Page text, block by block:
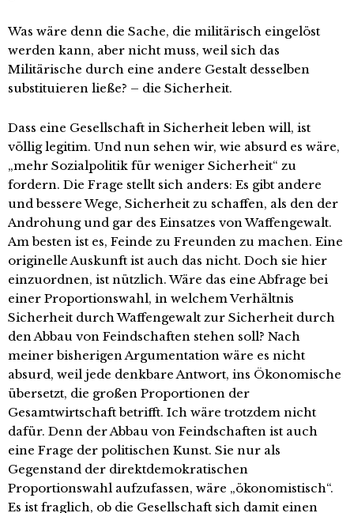
Was wäre denn die Sache, die militärisch eingelöst
werden kann, aber nicht muss, weil sich das
Militärische durch eine andere Gestalt desselben
substituieren ließe? – die Sicherheit.
Dass eine Gesellschaft in Sicherheit leben will, ist
völlig legitim. Und nun sehen wir, wie absurd es wäre,
„mehr Sozialpolitik für weniger Sicherheit“ zu
fordern. Die Frage stellt sich anders: Es gibt andere
und bessere Wege, Sicherheit zu schaffen, als den der
Androhung und gar des Einsatzes von Waffengewalt.
Am besten ist es, Feinde zu Freunden zu machen. Eine
originelle Auskunft ist auch das nicht. Doch sie hier
einzuordnen, ist nützlich. Wäre das eine Abfrage bei
einer Proportionswahl, in welchem Verhältnis
Sicherheit durch Waffengewalt zur Sicherheit durch
den Abbau von Feindschaften stehen soll? Nach
meiner bisherigen Argumentation wäre es nicht
absurd, weil jede denkbare Antwort, ins Ökonomische
übersetzt, die großen Proportionen der
Gesamtwirtschaft betrifft. Ich wäre trotzdem nicht
dafür. Denn der Abbau von Feindschaften ist auch
eine Frage der politischen Kunst. Sie nur als
Gegenstand der direktdemokratischen
Proportionswahl aufzufassen, wäre „ökonomistisch“.
Es ist fraglich, ob die Gesellschaft sich damit einen